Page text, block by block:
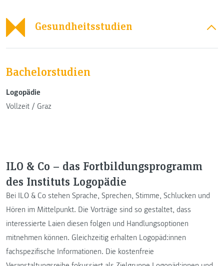
Gesundheitsstudien
Bachelorstudien
Logopädie
Vollzeit / Graz
ILO & Co – das Fortbildungsprogramm
des Instituts Logopädie
Bei ILO & Co stehen Sprache, Sprechen, Stimme, Schlucken und
Hören im Mittelpunkt. Die Vorträge sind so gestaltet, dass
interessierte Laien diesen folgen und Handlungsoptionen
mitnehmen können. Gleichzeitig erhalten Logopäd:innen
fachspezifische Informationen. Die kostenfreie